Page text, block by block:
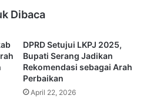
Dibaca
DPRD Setujui LKPJ 2025,
Bupati Serang Jadikan
Rekomendasi sebagai Arah
Perbaikan
April 22, 2026